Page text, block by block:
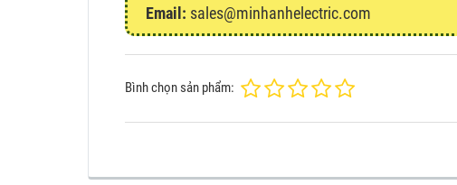
Email: sales@minhanhelectric.com
Bình chọn sản phẩm: